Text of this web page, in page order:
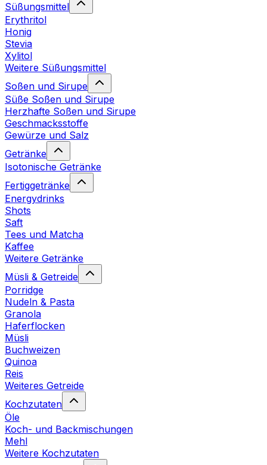
Süßungsmittel
Erythritol
Honig
Stevia
Xylitol
Weitere Süßungsmittel
Soßen und Sirupe
Süße Soßen und Sirupe
Herzhafte Soßen und Sirupe
Geschmacksstoffe
Gewürze und Salz
Getränke
Isotonische Getränke
Fertiggetränke
Energydrinks
Shots
Saft
Tees und Matcha
Kaffee
Weitere Getränke
Müsli & Getreide
Porridge
Nudeln & Pasta
Granola
Haferflocken
Müsli
Buchweizen
Quinoa
Reis
Weiteres Getreide
Kochzutaten
Öle
Koch- und Backmischungen
Mehl
Weitere Kochzutaten